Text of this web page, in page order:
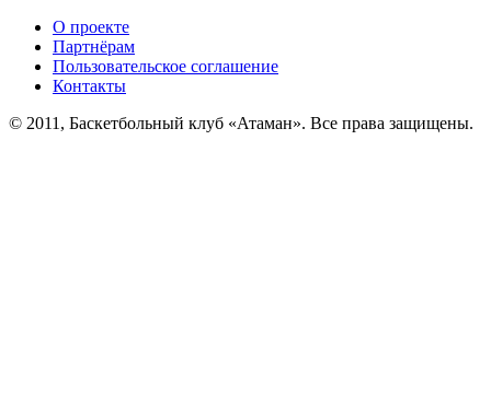
О проекте
Партнёрам
Пользовательское соглашение
Контакты
© 2011, Баскетбольный клуб «Атаман». Все права защищены.